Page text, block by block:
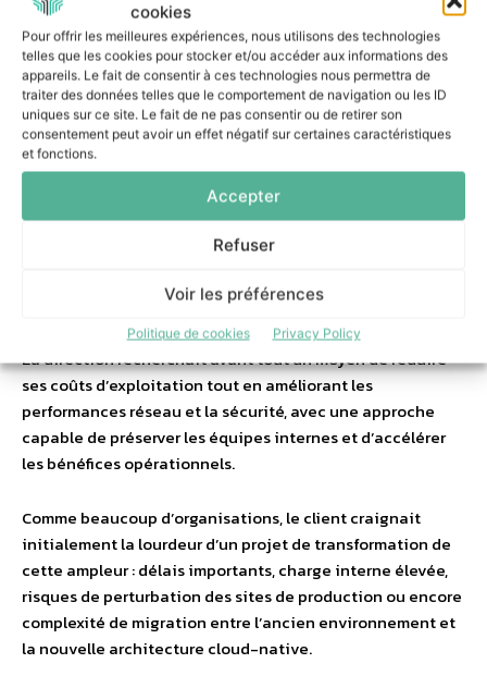
cookies
Pour offrir les meilleures expériences, nous utilisons des technologies
telles que les cookies pour stocker et/ou accéder aux informations des
appareils. Le fait de consentir à ces technologies nous permettra de
traiter des données telles que le comportement de navigation ou les ID
uniques sur ce site. Le fait de ne pas consentir ou de retirer son
consentement peut avoir un effet négatif sur certaines caractéristiques
et fonctions.
Accepter
Refuser
Voir les préférences
Politique de cookies Privacy Policy
Cette préoccupation devient encore plus forte pour des
organisations où les enjeux de continuité d’activité, de
performance réseau et de sécurité opérationnelle sont
particulièrement sensibles.
C’est précisément le constat qu’a récemment fait un
groupe industriel français accompagné par SASETY.
L’entreprise souhaitait moderniser une infrastructure
MPLS devenue coûteuse, peu flexible et complexe à faire
évoluer face à l’accélération de ses usages cloud et à ses
Le sujet dépassait largement la dimension technologique.
La direction recherchait avant tout un moyen de réduire
ses coûts d’exploitation tout en améliorant les
performances réseau et la sécurité, avec une approche
capable de préserver les équipes internes et d’accélérer
les bénéfices opérationnels.
Comme beaucoup d’organisations, le client craignait
initialement la lourdeur d’un projet de transformation de
cette ampleur : délais importants, charge interne élevée,
risques de perturbation des sites de production ou encore
complexité de migration entre l’ancien environnement et
la nouvelle architecture cloud-native.